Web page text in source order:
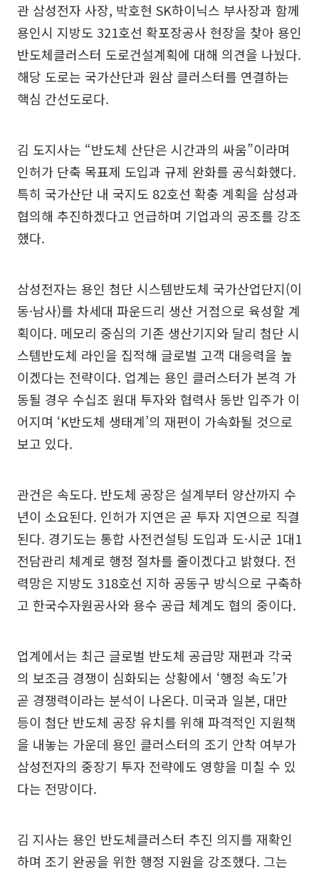
관 삼성전자 사장, 박호현 SK하이닉스 부사장과 함께
용인시 지방도 321호선 확포장공사 현장을 찾아 용인
반도체클러스터 도로건설계획에 대해 의견을 나눴다.
해당 도로는 국가산단과 원삼 클러스터를 연결하는
핵심 간선도로다.
김 도지사는 “반도체 산단은 시간과의 싸움”이라며
인허가 단축 목표제 도입과 규제 완화를 공식화했다.
특히 국가산단 내 국지도 82호선 확충 계획을 삼성과
협의해 추진하겠다고 언급하며 기업과의 공조를 강조
했다.
삼성전자는 용인 첨단 시스템반도체 국가산업단지(이
동·남사)를 차세대 파운드리 생산 거점으로 육성할 계
획이다. 메모리 중심의 기존 생산기지와 달리 첨단 시
스템반도체 라인을 집적해 글로벌 고객 대응력을 높
이겠다는 전략이다. 업계는 용인 클러스터가 본격 가
동될 경우 수십조 원대 투자와 협력사 동반 입주가 이
어지며 ‘K반도체 생태계’의 재편이 가속화될 것으로
보고 있다.
관건은 속도다. 반도체 공장은 설계부터 양산까지 수
년이 소요된다. 인허가 지연은 곧 투자 지연으로 직결
된다. 경기도는 통합 사전컨설팅 도입과 도·시군 1대1
전담관리 체계로 행정 절차를 줄이겠다고 밝혔다. 전
력망은 지방도 318호선 지하 공동구 방식으로 구축하
고 한국수자원공사와 용수 공급 체계도 협의 중이다.
업계에서는 최근 글로벌 반도체 공급망 재편과 각국
의 보조금 경쟁이 심화되는 상황에서 ‘행정 속도’가
곧 경쟁력이라는 분석이 나온다. 미국과 일본, 대만
등이 첨단 반도체 공장 유치를 위해 파격적인 지원책
을 내놓는 가운데 용인 클러스터의 조기 안착 여부가
삼성전자의 중장기 투자 전략에도 영향을 미칠 수 있
다는 전망이다.
김 지사는 용인 반도체클러스터 추진 의지를 재확인
하며 조기 완공을 위한 행정 지원을 강조했다. 그는